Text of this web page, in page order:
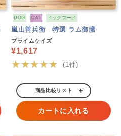
DOG CAT ドッグフード
嵐山善兵衛 特選 ラム御膳
プライムケイズ
¥1,617
★★★★★ (1件)
商品比較リスト
カートに入れる